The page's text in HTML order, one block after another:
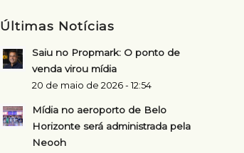
Últimas Notícias
Saiu no Propmark: O ponto de
venda virou mídia
20 de maio de 2026 - 12:54
Mídia no aeroporto de Belo
Horizonte será administrada pela
Neooh